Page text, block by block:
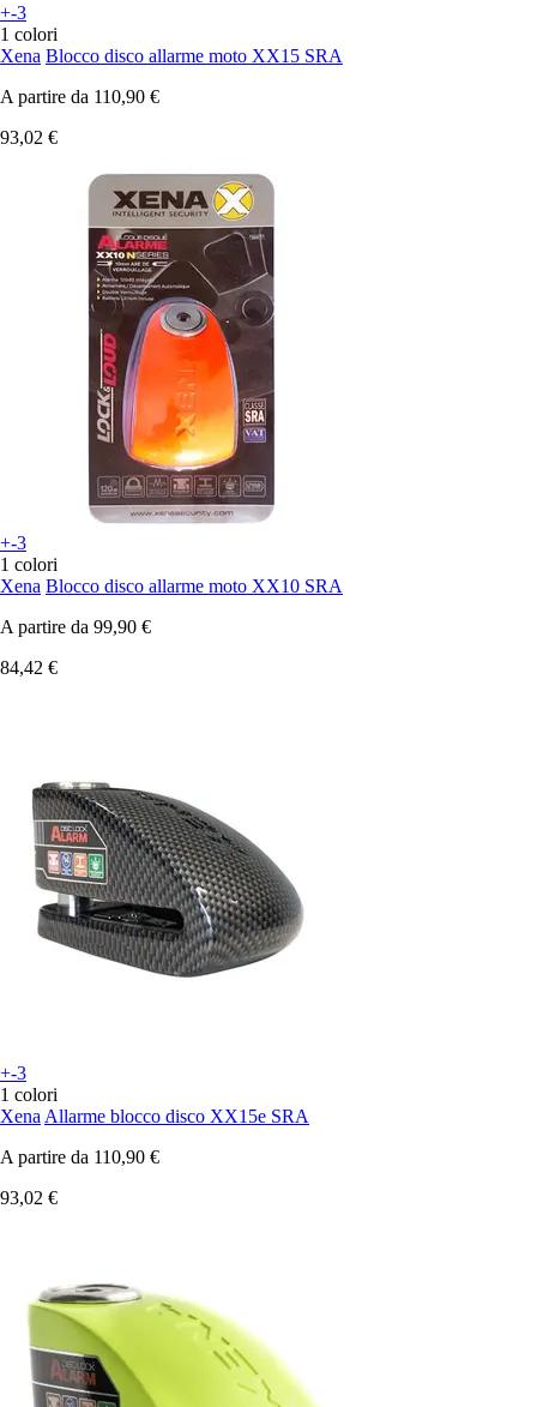
+-3
1 colori
Xena Blocco disco allarme moto XX15 SRA
A partire da 110,90 €
93,02 €
+-3
1 colori
Xena Blocco disco allarme moto XX10 SRA
A partire da 99,90 €
84,42 €
+-3
1 colori
Xena Allarme blocco disco XX15e SRA
A partire da 110,90 €
93,02 €